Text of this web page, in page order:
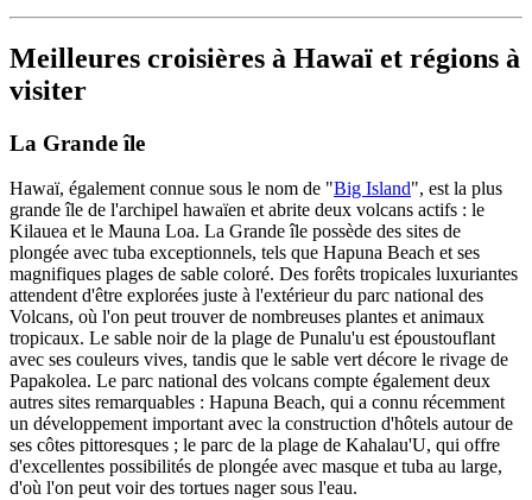
Meilleures croisières à Hawaï et régions à
visiter
La Grande île
Hawaï, également connue sous le nom de "Big Island", est la plus
grande île de l'archipel hawaïen et abrite deux volcans actifs : le
Kilauea et le Mauna Loa. La Grande île possède des sites de
plongée avec tuba exceptionnels, tels que Hapuna Beach et ses
magnifiques plages de sable coloré. Des forêts tropicales luxuriantes
attendent d'être explorées juste à l'extérieur du parc national des
Volcans, où l'on peut trouver de nombreuses plantes et animaux
tropicaux. Le sable noir de la plage de Punalu'u est époustouflant
avec ses couleurs vives, tandis que le sable vert décore le rivage de
Papakolea. Le parc national des volcans compte également deux
autres sites remarquables : Hapuna Beach, qui a connu récemment
un développement important avec la construction d'hôtels autour de
ses côtes pittoresques ; le parc de la plage de Kahalau'U, qui offre
d'excellentes possibilités de plongée avec masque et tuba au large,
d'où l'on peut voir des tortues nager sous l'eau.